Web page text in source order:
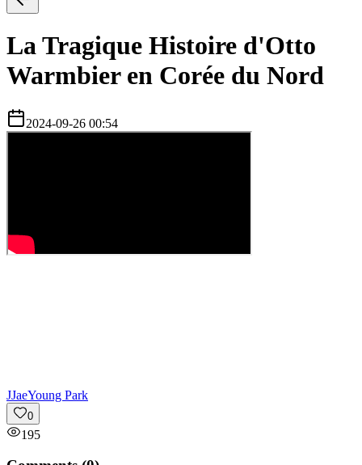
La Tragique Histoire d'Otto
Warmbier en Corée du Nord
2024-09-26 00:54
JJaeYoung Park
0
195